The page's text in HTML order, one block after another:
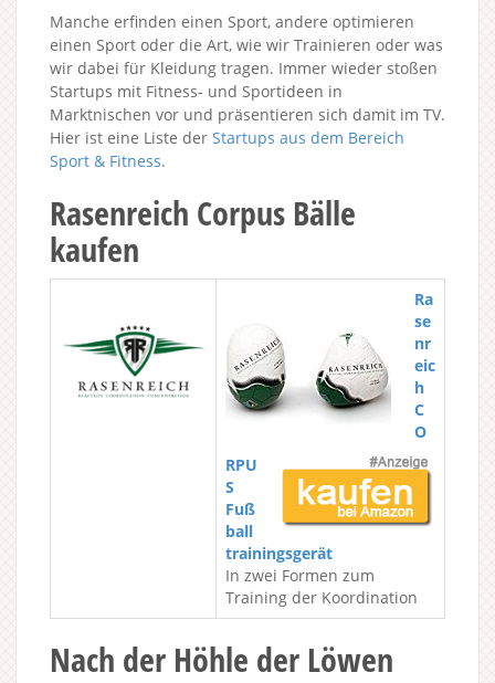
Manche erfinden einen Sport, andere optimieren
einen Sport oder die Art, wie wir Trainieren oder was
wir dabei für Kleidung tragen. Immer wieder stoßen
Startups mit Fitness- und Sportideen in
Marktnischen vor und präsentieren sich damit im TV.
Hier ist eine Liste der Startups aus dem Bereich
Sport & Fitness.
Rasenreich Corpus Bälle
kaufen
Ra
se
nr
eic
h
C
O
RPU
S
Fuß
ball
trainingsgerät
In zwei Formen zum
Training der Koordination
Nach der Höhle der Löwen